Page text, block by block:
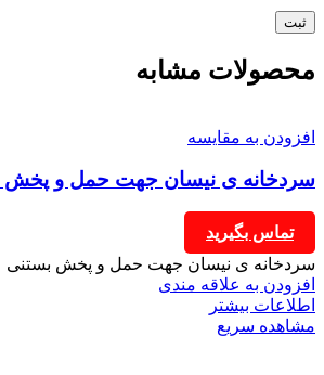
محصولات مشابه
افزودن به مقایسه
سردخانه ی نیسان جهت حمل و پخش
تماس بگیرید
سردخانه ی نیسان جهت حمل و پخش بستنی
افزودن به علاقه مندی
اطلاعات بیشتر
مشاهده سریع